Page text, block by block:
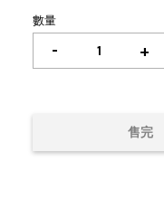
數量
- +
售完